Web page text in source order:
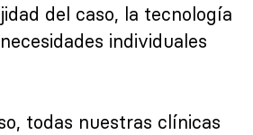
del caso, la tecnología
individuales
todas nuestras clínicas